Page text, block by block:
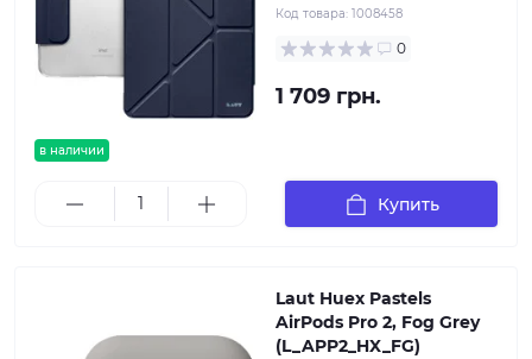
в наличии
Код товара: 1008458
0
1 709 грн.
Купить
Laut Huex Pastels
AirPods Pro 2, Fog Grey
(L_APP2_HX_FG)